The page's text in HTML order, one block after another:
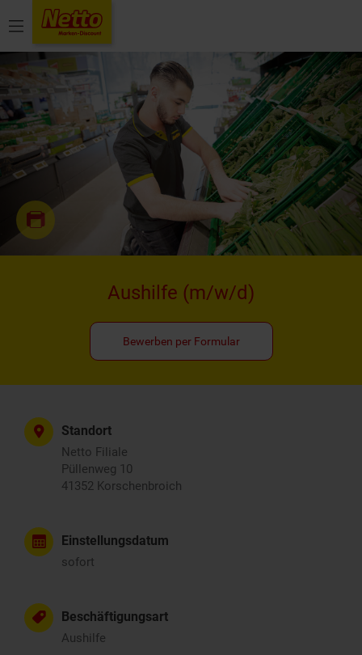
Menü
Aushilfe (m/w/d)
Bewerben per Formular
Standort
Netto Filiale
Püllenweg 10
41352 Korschenbroich
Einstellungsdatum
sofort
Beschäftigungsart
Aushilfe